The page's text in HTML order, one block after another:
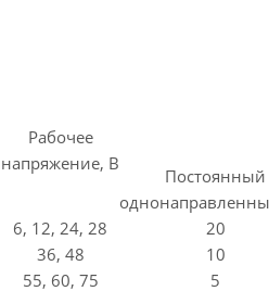
Рабочее
напряжение, В
Постоянный
6, 12, 24, 28
20
36, 48
10
55, 60, 75
5